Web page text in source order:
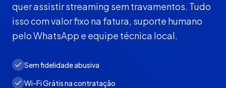
quer assistir streaming sem travamentos. Tudo
isso com valor fixo na fatura, suporte humano
pelo WhatsApp e equipe técnica local.
Sem fidelidade abusiva
Wi-Fi Grátis na contratação